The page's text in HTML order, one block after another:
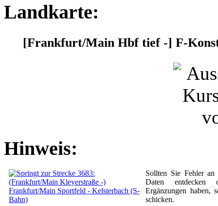
Landkarte:
[Frankfurt/Main Hbf tief -] F-
Hinweis:
Sollten Sie Fehler an
Daten entdecken
Ergänzungen
schicken.